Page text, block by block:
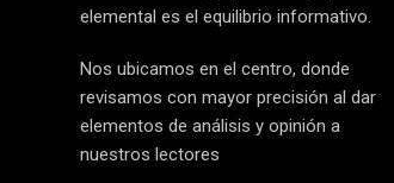
elemental es el equilibrio informativo.
Nos ubicamos en el centro, donde
revisamos con mayor precisión al dar
elementos de análisis y opinión a
nuestros lectores